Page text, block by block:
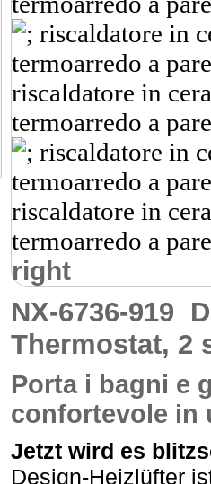
right
NX-6736-919
Thermostat, 2
Porta i bagni e
confortevole in
Jetzt wird es
Design-Heizlüfter